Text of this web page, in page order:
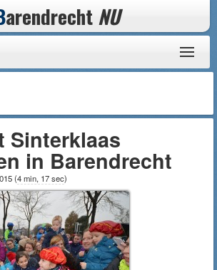
arendrecht NU
Sinterklaas
in Barendrecht
(4 min, 17 sec)